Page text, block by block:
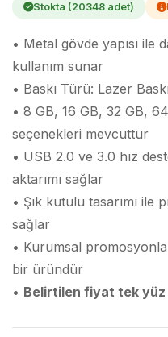
Stokta (20348 adet)
• Metal gövde yapısı ile
kullanım sunar
• Baskı Türü: Lazer Baskı
• 8 GB, 16 GB, 32 GB,
seçenekleri mevcuttur
• USB 2.0 ve 3.0 hız
aktarımı sağlar
• Şık kutulu tasarımı ile
sağlar
• Kurumsal
bir üründür
• Belirtilen fiyat tek yüz